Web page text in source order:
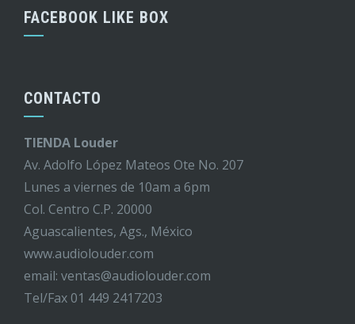
FACEBOOK LIKE BOX
CONTACTO
TIENDA Louder
Av. Adolfo López Mateos Ote No. 207
Lunes a viernes de 10am a 6pm
Col. Centro C.P. 20000
Aguascalientes, Ags., México
www.audiolouder.com
email: ventas@audiolouder.com
Tel/Fax 01 449 2417203